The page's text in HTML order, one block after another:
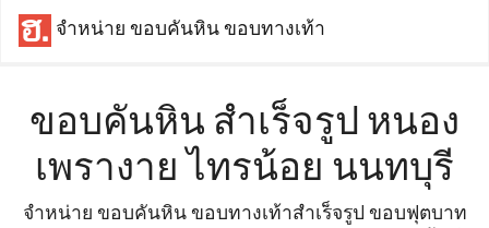
จำหน่าย ขอบคันหิน ขอบทางเท้า
ขอบคันหิน สำเร็จรูป หนอง
เพรางาย ไทรน้อย นนทบุรี
จำหน่าย ขอบคันหิน ขอบทางเท้าสำเร็จรูป ขอบฟุตบาท